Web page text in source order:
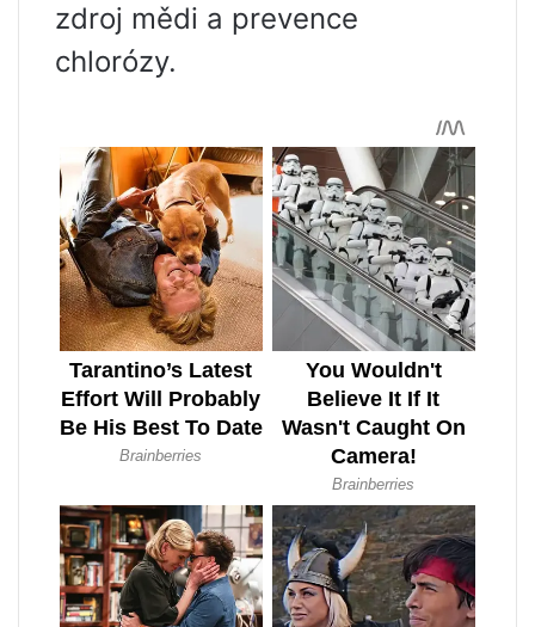
zdroj mědi a prevence
chlorózy.